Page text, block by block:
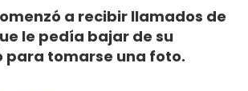
a recibir llamados de
le pedía bajar de su
tomarse una foto.